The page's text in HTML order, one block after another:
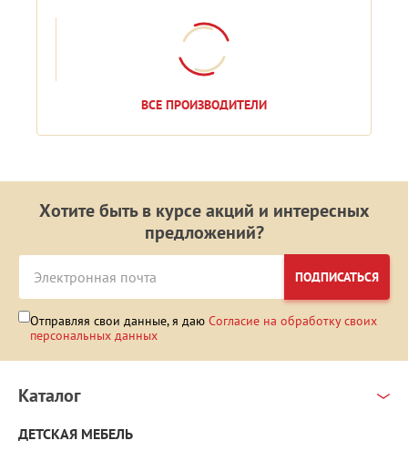
ВСЕ ПРОИЗВОДИТЕЛИ
Хотите быть в курсе акций и интересных
предложений?
ПОДПИСАТЬСЯ
Отправляя свои данные, я даю Согласие на обработку своих
персональных данных
Каталог
ДЕТСКАЯ МЕБЕЛЬ